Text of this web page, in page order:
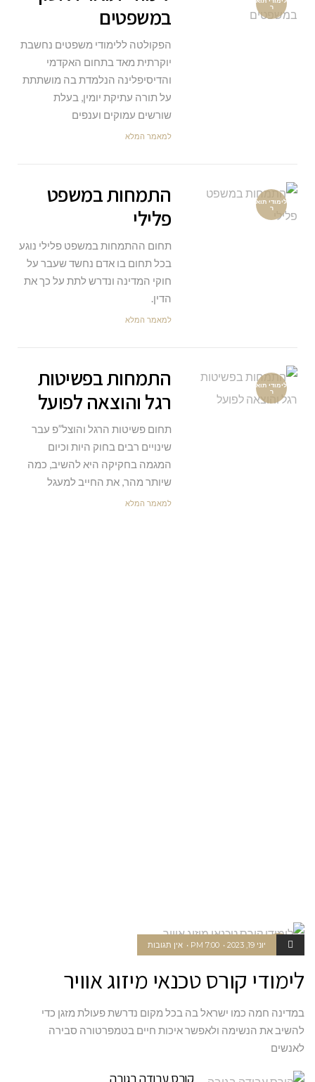
ר
במשפטים
הפקולטה ללימודי משפטים נחשבת
יוקרתית מאד בתחום האקדמי
והדיסיפלינה הנלמדת בה מושתתת
על תורה עתיקת יומין, בעלת
שורשים עמוקים וענפים
למאמר המלא
לימודי תוא
ר
התמחות במשפט
פלילי
תחום ההתמחות במשפט פלילי נוגע
בכל תחום בו אדם נחשד שעבר על
חוקי המדינה ונדרש לתת על כך את
הדין.
למאמר המלא
לימודי תוא
ר
התמחות בפשיטות
רגל והוצאה לפועל
תחום פשיטות הרגל והוצל”פ עבר
שינויים רבים בחוק היות וכיום
המגמה בחקיקה היא להשיב, כמה
שיותר מהר, את החייב למעגל
למאמר המלא
מיזוג וקירויוני 19, 2023 7:00 PM אין תגובות
לימודי קורס טכנאי מיזוג אוויר
במדינה חמה כמו ישראל בה בכל מקום נדרשת פעולת מזגן כדי
להשיב את הנשימה ולאפשר איכות חיים בטמפרטורה סבירה
לאנשים
קורס עבודה בגובה